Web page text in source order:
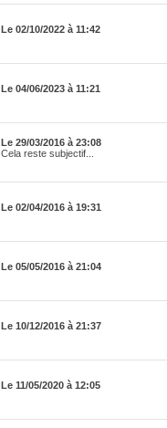
Le 02/10/2022 à 11:42
Le 04/06/2023 à 11:21
Le 29/03/2016 à 23:08
Cela reste subjectif...
Le 02/04/2016 à 19:31
Le 05/05/2016 à 21:04
Le 10/12/2016 à 21:37
Le 11/05/2020 à 12:05